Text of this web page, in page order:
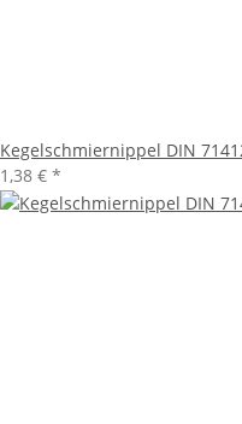
Kegelschmiernippel DIN
1,38 € *